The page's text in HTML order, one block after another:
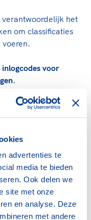
advertenties te
media te bieden
Ook delen we
site met onze
en analyse. Deze
met andere
verantwoordelijk het
om classificaties
voor
te
worden door